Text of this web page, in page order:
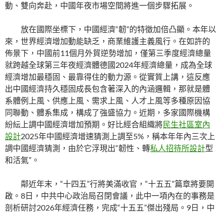
動、雙向奔赴，中國年夜市場空間將進一個步驟拓展。
放在國際坐標下，中國經濟“韌”的特徵加倍凸顯。本年以
來，世界經濟增加動能缺乏，商業維護主義風行。在如許的
佈景下，中國前11個月外貿逆勢增加，僅第三季度經濟總量
就跨越全球第三年夜經濟體德國2024年經濟總量，成為全球
經濟增加最穩固、最靠得住的動力源。從實質上講，這反應
出中國經濟持久穩固成長包含著深入的內涵邏輯，那就是體
系體例上風、供應上風、需求上風、人才上風等多種原因協
同聯動、體系集成，構成了強盛協力。近期，多家國際機構
紛紜上調中國經濟增加預期。好比經合組織將民生社區室內
設計2025年中國經濟增速猜測上調至5%，稱本年年內三次上
調中國經濟猜測，由於它浮現出“韌性、轉私人招待所設計型
和活氣”。
鄰近年末，“十四五”行將美滿收官，“十五五”篇章將要開
啟。8日，中共中心政治局召閉會議，此中一項內在的事務是
剖析研討2026年經濟任務，完成“十五五”傑出殘局。9日，中